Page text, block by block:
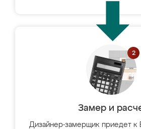
Замер и
Дизайнер-замерщик приедет к